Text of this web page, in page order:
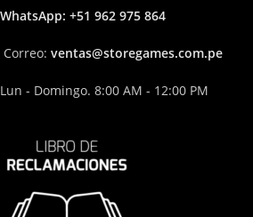
WhatsApp: +51 962 975 864
Correo: ventas@storegames.com.pe
Lun - Domingo. 8:00 AM - 12:00 PM